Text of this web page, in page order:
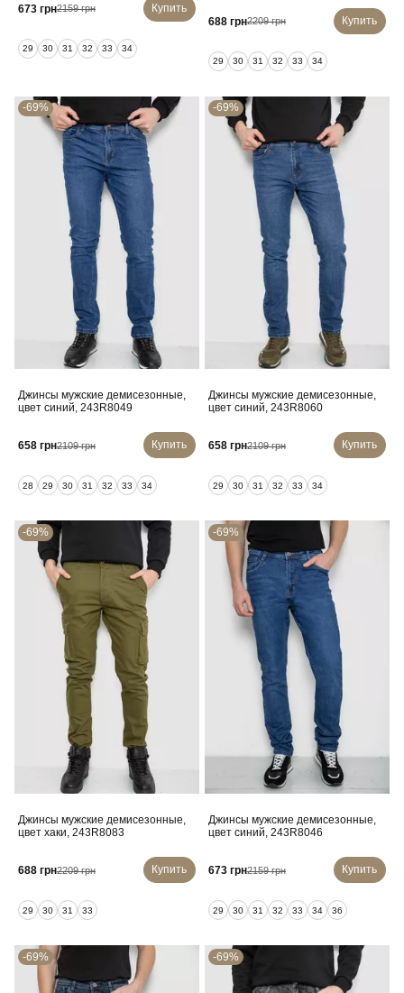
673 грн2159 грн Купить
29 30 31 32 33 34
688 грн2209 грн Купить
29 30 31 32 33 34
-69%
Джинсы мужские демисезонные,
цвет синий, 243R8049
658 грн2109 грн Купить
28 29 30 31 32 33 34
-69%
Джинсы мужские демисезонные,
цвет синий, 243R8060
658 грн2109 грн Купить
29 30 31 32 33 34
-69%
Джинсы мужские демисезонные,
цвет хаки, 243R8083
688 грн2209 грн Купить
29 30 31 33
-69%
Джинсы мужские демисезонные,
цвет синий, 243R8046
673 грн2159 грн Купить
29 30 31 32 33 34 36
-69% -69%